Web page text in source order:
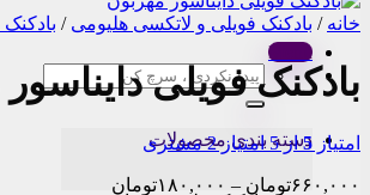
Menu
جستجو
برای:
دسته بندی محصولات
خانه / بادکنک فویلی و لاتکسی هلیومی /
بادکنک فویلی
امتیاز 5از 5 امتیاز 2مشتری
۶۶۰,۰۰۰تومان – ۱۸۰,۰۰۰تومان